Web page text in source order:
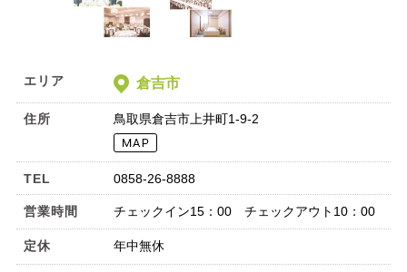
エリア 倉吉市
住所 鳥取県倉吉市上井町1-9-2
TEL 0858-26-8888
営業時間 チェックイン15：00 チェックアウト10：00
定休 年中無休